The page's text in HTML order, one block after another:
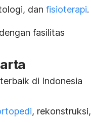
dan fisioterapi.
fasilitas
di Indonesia
, rekonstruksi,